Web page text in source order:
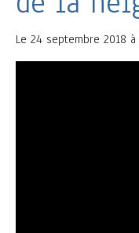
Le 24 septembre 2018 à